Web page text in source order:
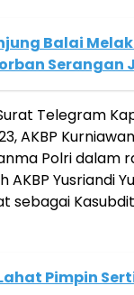
Balai
Serangan
Telegram
AKBP Kurniawan
Polri dalam
Yusriandi
sebagai
Pimpin